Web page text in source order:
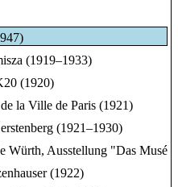
(1919–1933)
(1920)
la Ville de Paris (1921)
(1921–1930)
Würth, Ausstellung "Das
(1922)